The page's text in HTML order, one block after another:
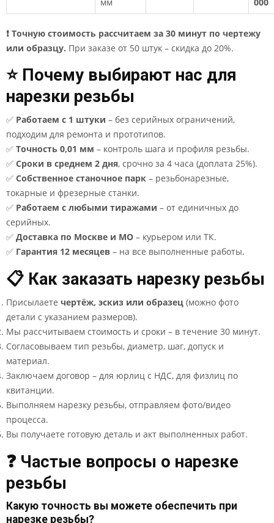
❗ Точную стоимость рассчитаем за 30 минут по чертежу
или образцу. При заказе от 50 штук – скидка до 20%.
⭐ Почему выбирают нас для
нарезки резьбы
✅ Работаем с 1 штуки – без серийных ограничений,
подходим для ремонта и прототипов.
✅ Точность 0,01 мм – контроль шага и профиля резьбы.
✅ Сроки в среднем 2 дня, срочно за 4 часа (доплата 25%).
✅ Собственное станочное парк – резьбонарезные,
токарные и фрезерные станки.
✅ Работаем с любыми тиражами – от единичных до
серийных.
✅ Доставка по Москве и МО – курьером или ТК.
✅ Гарантия 12 месяцев – на все выполненные работы.
📋 Как заказать нарезку резьбы
Присылаете чертёж, эскиз или образец (можно фото
детали с указанием размеров).
Мы рассчитываем стоимость и сроки – в течение 30 минут.
Согласовываем тип резьбы, диаметр, шаг, допуск и
материал.
Заключаем договор – для юрлиц с НДС, для физлиц по
квитанции.
Выполняем нарезку резьбы, отправляем фото/видео
процесса.
Вы получаете готовую деталь и акт выполненных работ.
❓ Частые вопросы о нарезке
резьбы
Какую точность вы можете обеспечить при
нарезке резьбы?